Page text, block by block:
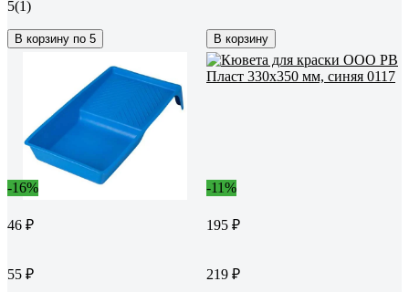
5(1)
В корзину по 5 В корзину
-16%
46 ₽
55 ₽
-11%
195 ₽
219 ₽